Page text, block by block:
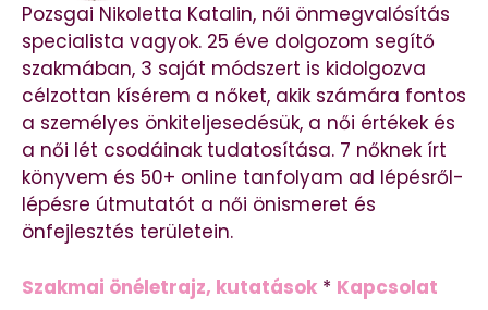
Pozsgai Nikoletta Katalin, női önmegvalósítás
specialista vagyok. 25 éve dolgozom segítő
szakmában, 3 saját módszert is kidolgozva
célzottan kísérem a nőket, akik számára fontos
a személyes önkiteljesedésük, a női értékek és
a női lét csodáinak tudatosítása. 7 nőknek írt
könyvem és 50+ online tanfolyam ad lépésről-
lépésre útmutatót a női önismeret és
önfejlesztés területein.
Szakmai önéletrajz, kutatások * Kapcsolat